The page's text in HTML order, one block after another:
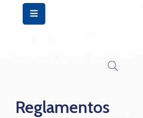
Reglamentos